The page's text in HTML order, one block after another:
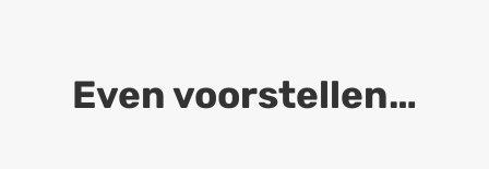
Even voorstellen…